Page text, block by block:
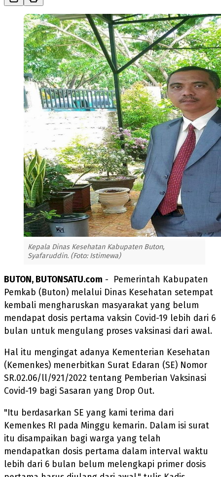
Kepala Dinas Kesehatan Kabupaten Buton,
Syafaruddin. (Foto: Istimewa)
BUTON, BUTONSATU.com - Pemerintah Kabupaten
Pemkab (Buton) melalui Dinas Kesehatan setempat
kembali mengharuskan masyarakat yang belum
mendapat dosis pertama vaksin Covid-19 lebih dari 6
bulan untuk mengulang proses vaksinasi dari awal.
Hal itu mengingat adanya Kementerian Kesehatan
(Kemenkes) menerbitkan Surat Edaran (SE) Nomor
SR.02.06/ll/921/2022 tentang Pemberian Vaksinasi
Covid-19 bagi Sasaran yang Drop Out.
"Itu berdasarkan SE yang kami terima dari
Kemenkes RI pada Minggu kemarin. Dalam isi surat
itu disampaikan bagi warga yang telah
mendapatkan dosis pertama dalam interval waktu
lebih dari 6 bulan belum melengkapi primer dosis